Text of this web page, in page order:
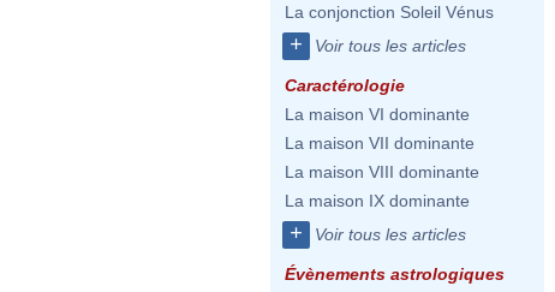
La conjonction Soleil Vénus
+ Voir tous les articles
Caractérologie
La maison VI dominante
La maison VII dominante
La maison VIII dominante
La maison IX dominante
+ Voir tous les articles
Évènements astrologiques